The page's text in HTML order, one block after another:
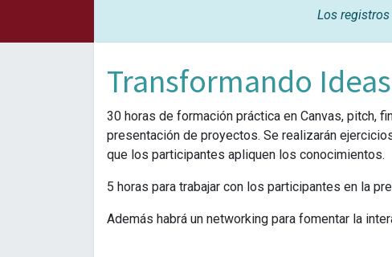
Los registros
Transformando
30 horas de formación práctica en Canvas, pitch,
presentación de proyectos. Se realizarán
que los participantes apliquen los conocimientos.
5 horas para trabajar con los participantes en la
Además habrá un networking para fomentar la